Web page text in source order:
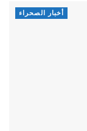
أخبار الصحراء